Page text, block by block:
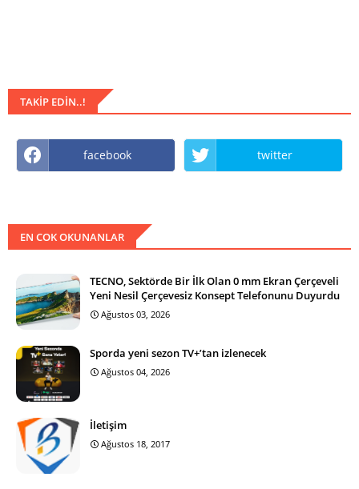
TAKIP EDIN..!
facebook twitter
EN COK OKUNANLAR
TECNO, Sektörde Bir İlk Olan 0 mm Ekran Çerçeveli
Yeni Nesil Çerçevesiz Konsept Telefonunu Duyurdu
Ağustos 03, 2026
Sporda yeni sezon TV+’tan izlenecek
Ağustos 04, 2026
İletişim
Ağustos 18, 2017